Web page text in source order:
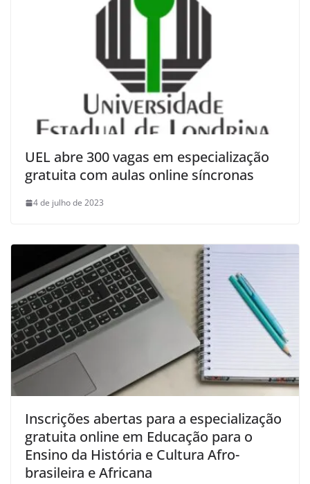
UEL abre 300 vagas em especialização
gratuita com aulas online síncronas
4 de julho de 2023
Inscrições abertas para a especialização
gratuita online em Educação para o
Ensino da História e Cultura Afro-
brasileira e Africana